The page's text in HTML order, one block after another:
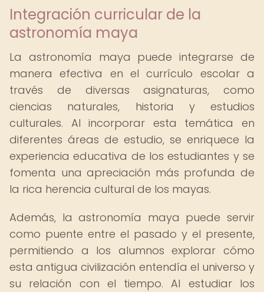
Integración curricular de la
astronomía maya
La astronomía maya puede integrarse de
manera efectiva en el currículo escolar a
través de diversas asignaturas, como
ciencias naturales, historia y estudios
culturales. Al incorporar esta temática en
diferentes áreas de estudio, se enriquece la
experiencia educativa de los estudiantes y se
fomenta una apreciación más profunda de
la rica herencia cultural de los mayas.
Además, la astronomía maya puede servir
como puente entre el pasado y el presente,
permitiendo a los alumnos explorar cómo
esta antigua civilización entendía el universo y
su relación con el tiempo. Al estudiar los